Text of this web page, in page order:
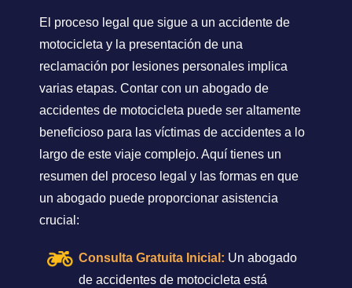
El proceso legal que sigue a un accidente de
motocicleta y la presentación de una
reclamación por lesiones personales implica
varias etapas. Contar con un abogado de
accidentes de motocicleta puede ser altamente
beneficioso para las víctimas de accidentes a lo
largo de este viaje complejo. Aquí tienes un
resumen del proceso legal y las formas en que
un abogado puede proporcionar asistencia
crucial:
Consulta Gratuita Inicial: Un abogado
de accidentes de motocicleta está